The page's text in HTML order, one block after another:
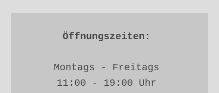
Öffnungszeiten:
Montags - Freitags
11:00 - 19:00 Uhr